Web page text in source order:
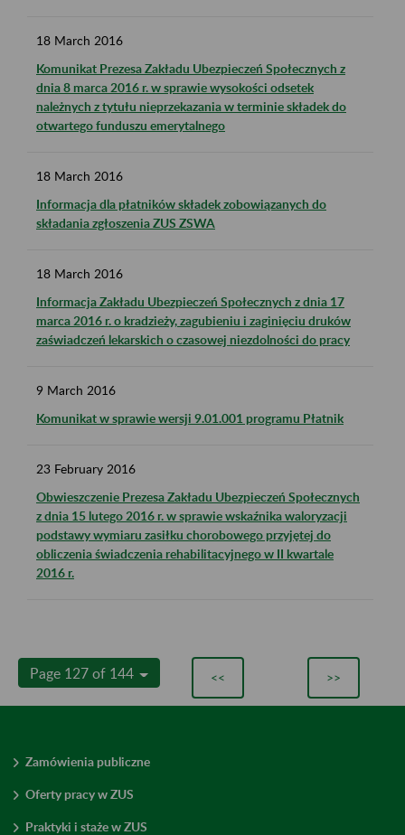
18 March 2016
Komunikat Prezesa Zakładu Ubezpieczeń Społecznych z
dnia 8 marca 2016 r. w sprawie wysokości odsetek
należnych z tytułu nieprzekazania w terminie składek do
otwartego funduszu emerytalnego
18 March 2016
Informacja dla płatników składek zobowiązanych do
składania zgłoszenia ZUS ZSWA
18 March 2016
Informacja Zakładu Ubezpieczeń Społecznych z dnia 17
marca 2016 r. o kradzieży, zagubieniu i zaginięciu druków
zaświadczeń lekarskich o czasowej niezdolności do pracy
9 March 2016
Komunikat w sprawie wersji 9.01.001 programu Płatnik
23 February 2016
Obwieszczenie Prezesa Zakładu Ubezpieczeń Społecznych
z dnia 15 lutego 2016 r. w sprawie wskaźnika waloryzacji
podstawy wymiaru zasiłku chorobowego przyjętej do
obliczenia świadczenia rehabilitacyjnego w II kwartale
2016 r.
Page 127 of 144 << >>
Zamówienia publiczne
Oferty pracy w ZUS
Praktyki i staże w ZUS